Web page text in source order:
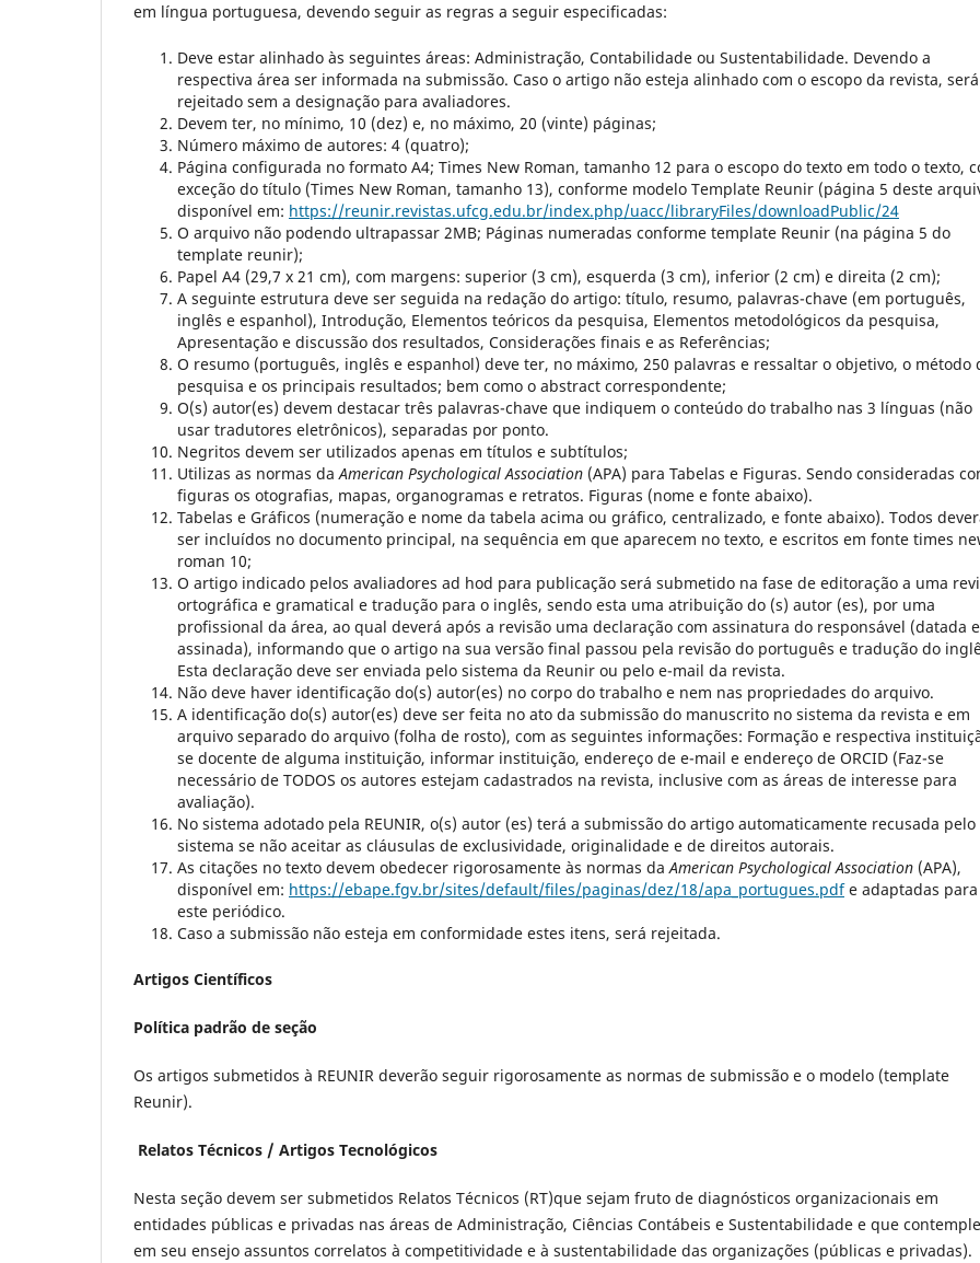
em língua portuguesa, devendo seguir as regras a seguir especificadas:
Deve estar alinhado às seguintes áreas: Administração, Contabilidade ou Sustentabilidade. Devendo a
respectiva área ser informada na submissão. Caso o artigo não esteja alinhado com o escopo da revista, será
rejeitado sem a designação para avaliadores.
Devem ter, no mínimo, 10 (dez) e, no máximo, 20 (vinte) páginas;
Número máximo de autores: 4 (quatro);
Página configurada no formato A4; Times New Roman, tamanho 12 para o escopo do texto em todo o texto,
exceção do título (Times New Roman, tamanho 13), conforme modelo Template Reunir (página 5 deste
disponível em: https://reunir.revistas.ufcg.edu.br/index.php/uacc/libraryFiles/downloadPublic/24
O arquivo não podendo ultrapassar 2MB; Páginas numeradas conforme template Reunir (na página 5 do
template reunir);
Papel A4 (29,7 x 21 cm), com margens: superior (3 cm), esquerda (3 cm), inferior (2 cm) e direita (2 cm);
A seguinte estrutura deve ser seguida na redação do artigo: título, resumo, palavras-chave (em português,
inglês e espanhol), Introdução, Elementos teóricos da pesquisa, Elementos metodológicos da pesquisa,
Apresentação e discussão dos resultados, Considerações finais e as Referências;
O resumo (português, inglês e espanhol) deve ter, no máximo, 250 palavras e ressaltar o objetivo, o método
pesquisa e os principais resultados; bem como o abstract correspondente;
O(s) autor(es) devem destacar três palavras-chave que indiquem o conteúdo do trabalho nas 3 línguas (não
usar tradutores eletrônicos), separadas por ponto.
Negritos devem ser utilizados apenas em títulos e subtítulos;
Utilizas as normas daAmerican Psychological Association (APA) para Tabelas e Figuras. Sendo consideradas
figuras os otografias, mapas, organogramas e retratos. Figuras (nome e fonte abaixo).
Tabelas e Gráficos (numeração e nome da tabela acima ou gráfico, centralizado, e fonte abaixo). Todos
ser incluídos no documento principal, na sequência em que aparecem no texto, e escritos em fonte times
roman 10;
O artigo indicado pelos avaliadores ad hod para publicação será submetido na fase de editoração a uma
ortográfica e gramatical e tradução para o inglês, sendo esta uma atribuição do (s) autor (es), por uma
profissional da área, ao qual deverá após a revisão uma declaração com assinatura do responsável (datada e
assinada), informando que o artigo na sua versão final passou pela revisão do português e tradução do
Esta declaração deve ser enviada pelo sistema da Reunir ou pelo e-mail da revista.
Não deve haver identificação do(s) autor(es) no corpo do trabalho e nem nas propriedades do arquivo.
A identificação do(s) autor(es) deve ser feita no ato da submissão do manuscrito no sistema da revista e em
arquivo separado do arquivo (folha de rosto), com as seguintes informações: Formação e respectiva
se docente de alguma instituição, informar instituição, endereço de e-mail e endereço de ORCID (Faz-se
necessário de TODOS os autores estejam cadastrados na revista, inclusive com as áreas de interesse para
avaliação).
No sistema adotado pela REUNIR, o(s) autor (es) terá a submissão do artigo automaticamente recusada pelo
sistema se não aceitar as cláusulas de exclusividade, originalidade e de direitos autorais.
As citações no texto devem obedecer rigorosamente às normas daAmerican Psychological Association (APA),
disponível em: https://ebape.fgv.br/sites/default/files/paginas/dez/18/apa_portugues.pdfe adaptadas para
este periódico.
Caso a submissão não esteja em conformidade estes itens, será rejeitada.
Artigos Científicos
Política padrão de seção
Os artigos submetidos à REUNIR deverão seguir rigorosamente as normas de submissão e o modelo (template
Reunir).
Relatos Técnicos / Artigos Tecnológicos
Nesta seção devem ser submetidos Relatos Técnicos (RT)que sejam fruto de diagnósticos organizacionais em
entidades públicas e privadas nas áreas de Administração, Ciências Contábeis e Sustentabilidade e que
em seu ensejo assuntos correlatos à competitividade e à sustentabilidade das organizações (públicas e privadas).